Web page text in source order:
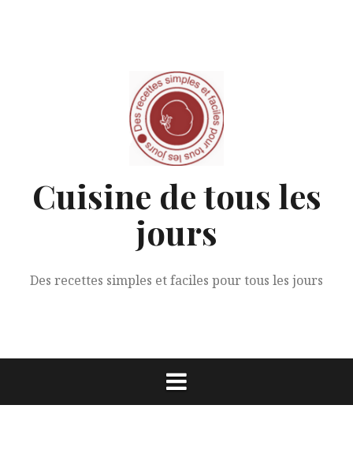
Cuisine de tous les
jours
Des recettes simples et faciles pour tous les jours